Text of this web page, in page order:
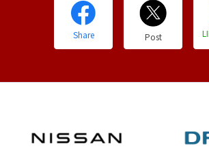
Share Post